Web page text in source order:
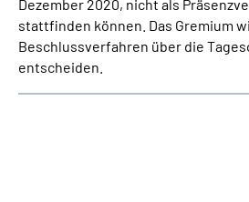
Dezember 2020, nicht als
stattfinden können. Das Gremium
Beschlussverfahren über die
entscheiden.